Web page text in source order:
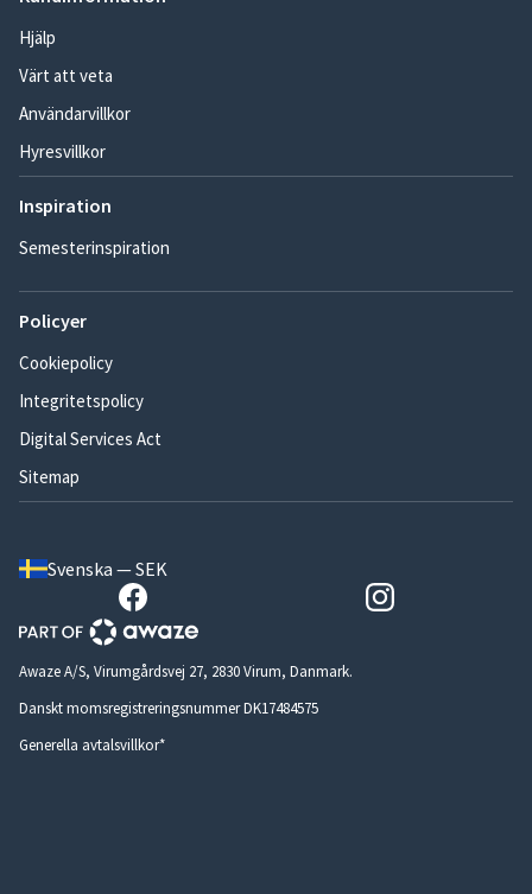
Hjälp
Värt att veta
Användarvillkor
Hyresvillkor
Inspiration
Semesterinspiration
Policyer
Cookiepolicy
Integritetspolicy
Digital Services Act
Sitemap
Svenska — SEK
Awaze A/S, Virumgårdsvej 27, 2830 Virum, Danmark.
Danskt momsregistreringsnummer DK17484575
Generella avtalsvillkor*